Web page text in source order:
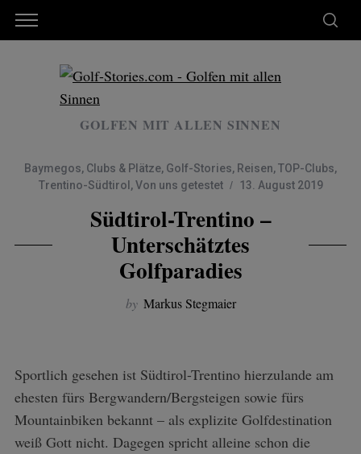
GOLFEN MIT ALLEN SINNEN
Baymegos, Clubs & Plätze, Golf-Stories, Reisen,TOP-Clubs,
Trentino-Südtirol ,Von uns getestet 13. August 2019
Südtirol-Trentino –
Unterschätztes
Golfparadies
by Markus Stegmaier
Sportlich gesehen ist Südtirol-Trentino hierzulande am
ehesten fürs Bergwandern/Bergsteigen sowie fürs
Mountainbiken bekannt – als explizite Golfdestination
weiß Gott nicht. Dagegen spricht alleine schon die